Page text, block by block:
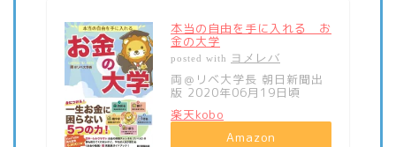
本当の自由を手に入れる お
金の大学
posted with ヨメレバ
両＠リベ大学長 朝日新聞出
版 2020年06月19日頃
楽天kobo
Amazon